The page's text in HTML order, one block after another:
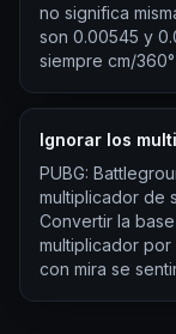
no significa
son 0.00545 y
siempre cm/
Ignorar los
PUBG:
multiplicador de
Convertir la
multiplicador por
con mira se